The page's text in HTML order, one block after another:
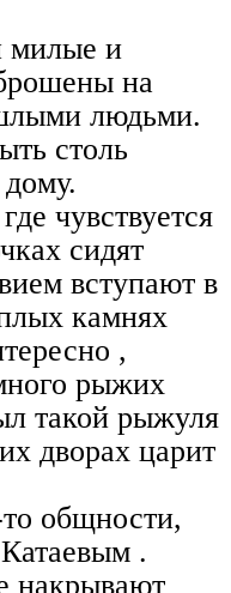
милые и
на
людьми.
столь
чувствуется
сидят
вступают в
камнях
,
рыжих
такой рыжуля
дворах царит
общности,
.
накрывают